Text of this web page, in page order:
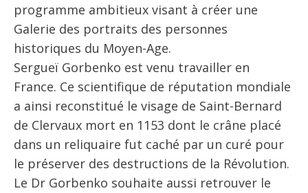
programme ambitieux visant à créer une
Galerie des portraits des personnes
historiques du Moyen-Age.
Sergueï Gorbenko est venu travailler en
France. Ce scientifique de réputation mondiale
a ainsi reconstitué le visage de Saint-Bernard
de Clervaux mort en 1153 dont le crâne placé
dans un reliquaire fut caché par un curé pour
le préserver des destructions de la Révolution.
Le Dr Gorbenko souhaite aussi retrouver le